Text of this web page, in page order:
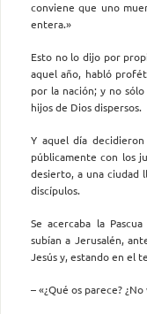
conviene que uno
entera.»
Esto no lo dijo por
aquel año, habló
por la nación; y no
hijos de Dios dispersos.
Y aquel día
públicamente con los
desierto, a una ciudad
discípulos.
Se acercaba la
subían a Jerusalén,
Jesús y, estando en el
– «¿Qué os parece?